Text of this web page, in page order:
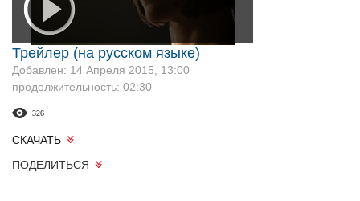
Трейлер (на русском языке)
Добавлен: 14 Апреля 2015, 13:00
продолжительность: 02:30
326
СКАЧАТЬ
ПОДЕЛИТЬСЯ